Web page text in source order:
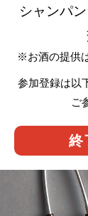
シャンパ
※お酒の提供
参加登録は以
ご
終